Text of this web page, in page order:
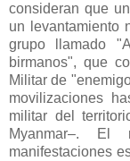
consideran que
un levantamiento
grupo llamado
birmanos", que
Militar de
movilizaciones
militar del
Myanmar–. El
manifestaciones